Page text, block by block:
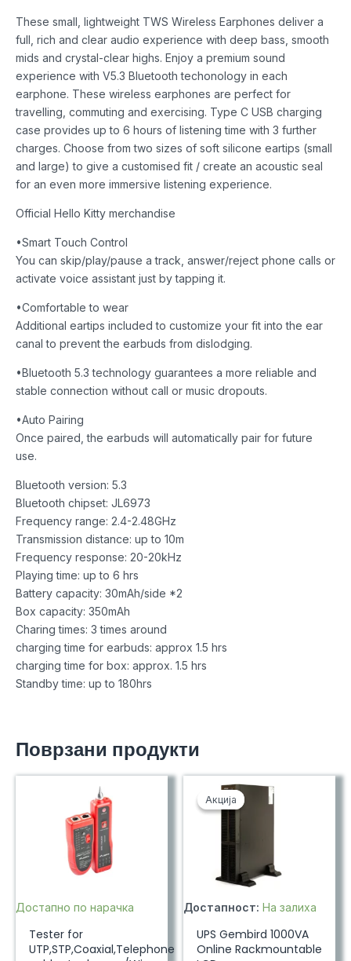
These small, lightweight TWS Wireless Earphones deliver a
full, rich and clear audio experience with deep bass, smooth
mids and crystal-clear highs. Enjoy a premium sound
experience with V5.3 Bluetooth techonology in each
earphone. These wireless earphones are perfect for
travelling, commuting and exercising. Type C USB charging
case provides up to 6 hours of listening time with 3 further
charges. Choose from two sizes of soft silicone eartips (small
and large) to give a customised fit / create an acoustic seal
for an even more immersive listening experience.
Official Hello Kitty merchandise
•Smart Touch Control
You can skip/play/pause a track, answer/reject phone calls or
activate voice assistant just by tapping it.
•Comfortable to wear
Additional eartips included to customize your fit into the ear
canal to prevent the earbuds from dislodging.
•Bluetooth 5.3 technology guarantees a more reliable and
stable connection without call or music dropouts.
•Auto Pairing
Once paired, the earbuds will automatically pair for future
use.
Bluetooth version: 5.3
Bluetooth chipset: JL6973
Frequency range: 2.4-2.48GHz
Transmission distance: up to 10m
Frequency response: 20-20kHz
Playing time: up to 6 hrs
Battery capacity: 30mAh/side *2
Box capacity: 350mAh
Charing times: 3 times around
charging time for earbuds: approx 1.5 hrs
charging time for box: approx. 1.5 hrs
Standby time: up to 180hrs
Поврзани продукти
Достапно по нарачка
Tester for
UTP,STP,Coaxial,Telephone
Акција
Акција
Достапност: На залиха
UPS Gembird 1000VA
Online Rackmountable